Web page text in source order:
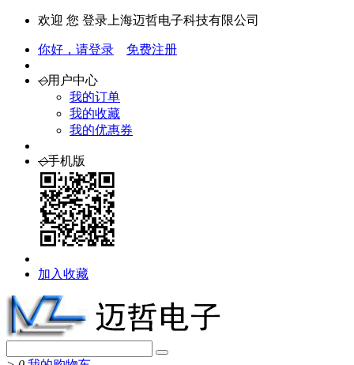
欢迎 您 登录上海迈哲电子科技有限公司
你好，请登录 免费注册
◇用户中心
我的订单
我的收藏
我的优惠券
◇手机版
加入收藏